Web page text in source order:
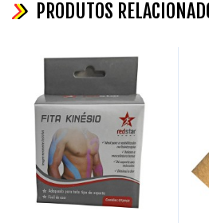
PRODUTOS